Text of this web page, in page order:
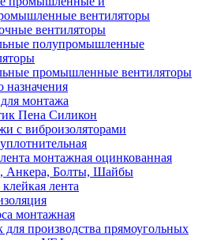
вентиляторы
вентиляторы
полупромышленные
промышленные вентиляторы
назначения
монтажа
Пена Силикон
с виброизоляторами
монтажная оцинкованная
Анкера, Болты, Шайбы
лента
монтажная
для производства прямоугольных